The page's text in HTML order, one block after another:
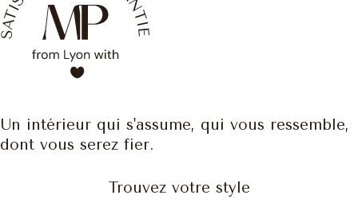
Un intérieur qui s'assume, qui vous ressemble,
dont vous serez fier.
Trouvez votre style